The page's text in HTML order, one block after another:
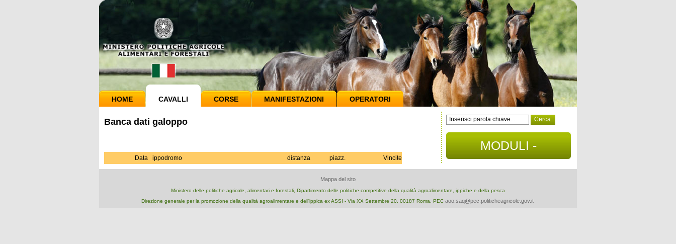
HOME CAVALLI CORSE MANIFESTAZIONI OPERATORI
Banca dati galoppo
Data ippodromo distanza piazz. Vincite
MODULI -
DOCUMENTI
Mappa del sito
Ministero delle politiche agricole, alimentari e forestali, Dipartimento delle politiche competitive della qualità agroalimentare, ippiche e della pesca
Direzione generale per la promozione della qualità agroalimentare e dell'ippica ex ASSI - Via XX Settembre 20, 00187 Roma, PEC aoo.saq@pec.politicheagricole.gov.it